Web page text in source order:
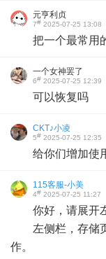
元亨利贞
7# 2025-07-25 13:08
把一个最常用
一个女神罢了
6# 2025-07-25 12:39
可以恢复吗
CKT♪小凌
5# 2025-07-25 12:35
给你们增加使
115客服-小美
4# 2025-07-25 11:27
你好，请展开
左侧栏，存储
作。